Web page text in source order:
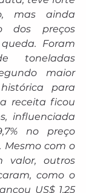
mas ainda
dos preços
Foram
toneladas
maior
para
receita ficou
influenciada
no preço
Mesmo com o
valor, outros
como o
US$ 1,25